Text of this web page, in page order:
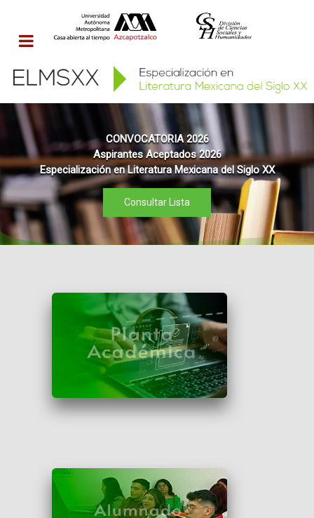
CONVOCATORIA 2026
Aspirantes Aceptados 2026
Especialización en Literatura Mexicana del Siglo XX
Consultar Lista